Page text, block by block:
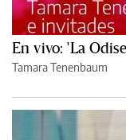
En vivo: 'La
Tamara Tenenbaum